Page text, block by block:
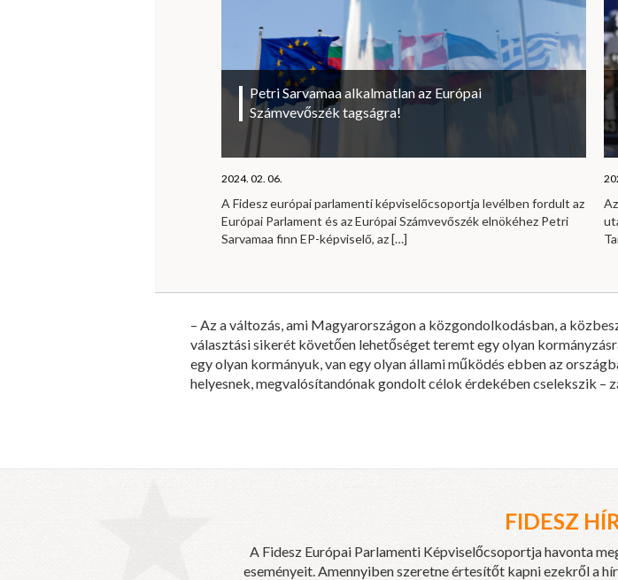
Petri Sarvamaa alkalmatlan az Európai
Számvevőszék tagságra!
2024. 02. 06.
A Fidesz európai parlamenti képviselőcsoportja levélben fordult az
Európai Parlament és az Európai Számvevőszék elnökéhez Petri
Sarvamaa finn EP-képviselő, az[…]
– Az a változás, ami Magyarországon a közgondolkodásban, a
választási sikerét követően lehetőséget teremt egy olyan
egy olyan kormányuk, van egy olyan állami működés ebben az
helyesnek, megvalósítandónak gondolt célok érdekében cselekszik –
FIDESZ
A Fidesz Európai Parlamenti Képviselőcsoportja havonta
eseményeit. Amennyiben szeretne értesítőt kapni ezekről a